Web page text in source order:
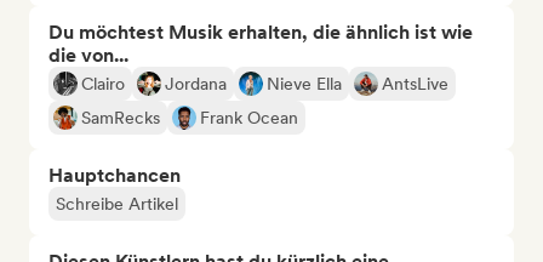
Du möchtest Musik erhalten, die ähnlich ist wie
die von...
Clairo Jordana Nieve Ella
AntsLive
SamRecks
Frank Ocean
Hauptchancen
Schreibe Artikel